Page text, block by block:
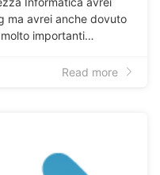
ma avrei anche dovuto
importanti…
Read more